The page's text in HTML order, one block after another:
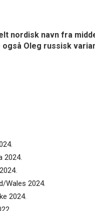
nordisk navn fra
Oleg russisk
2024.
Wales 2024.
2024.